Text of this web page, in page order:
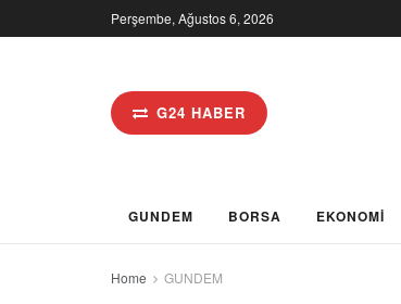
Perşembe, Ağustos 6, 2026
G24 HABER
GUNDEM BORSA EKONOMİ
Home GUNDEM